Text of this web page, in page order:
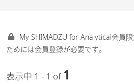
My SHIMADZU for Analytical会員
ためには会員登録が必要です。
表示中 1 - 1 of 1